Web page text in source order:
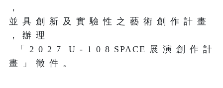
，
並 具 創 新 及 實 驗 性 之 藝 術 創 作 計 畫
， 辦 理
畫 」 徵 件 。